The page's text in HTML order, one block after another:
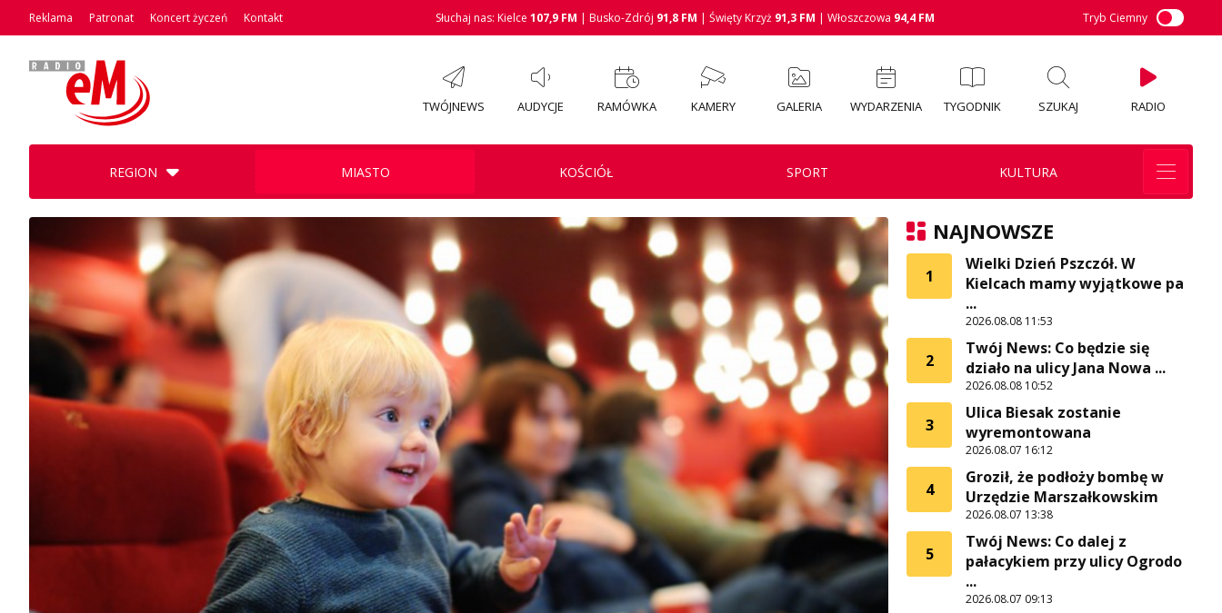
Reklama Patronat Koncert życzeń Kontakt Słuchaj nas: Kielce 107,9 FM | Busko-Zdrój 91,8 FM | Święty Krzyż 91,3 FM | Włoszczowa 94,4 FM Tryb Ciemny
TWÓJNEWS AUDYCJE RAMÓWKA KAMERY GALERIA WYDARZENIA TYGODNIK SZUKAJ RADIO
REGION MIASTO KOŚCIÓŁ SPORT KULTURA
NAJNOWSZE
1
Wielki Dzień Pszczół. W
Kielcach mamy wyjątkowe pa
...
2026.08.08 11:53
2
Twój News: Co będzie się
działo na ulicy Jana Nowa ...
2026.08.08 10:52
3
Ulica Biesak zostanie
wyremontowana
2026.08.07 16:12
4
Groził, że podłoży bombę w
Urzędzie Marszałkowskim
2026.08.07 13:38
5
Twój News: Co dalej z
pałacykiem przy ulicy Ogrodo
...
2026.08.07 09:13